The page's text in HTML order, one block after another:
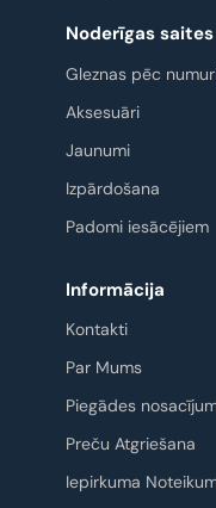
Noderīgas saites
Gleznas pēc
Aksesuāri
Jaunumi
Izpārdošana
Padomi iesācējiem
Informācija
Kontakti
Par Mums
Piegādes
Preču Atgriešana
Iepirkuma